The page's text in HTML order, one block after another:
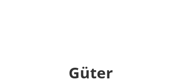
Güter